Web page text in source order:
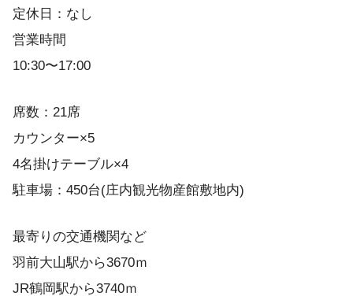
定休日：なし
営業時間
10:30〜17:00
席数：21席
カウンター×5
4名掛けテーブル×4
駐車場：450台(庄内観光物産館敷地内)
最寄りの交通機関など
羽前大山駅から3670ｍ
JR鶴岡駅から3740ｍ